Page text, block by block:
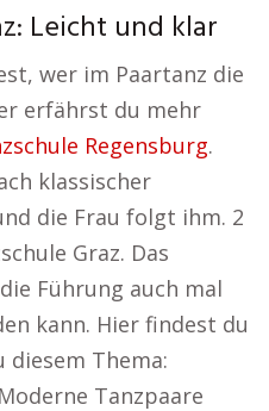
Leicht und klar
wer im Paartanz die
erfährst du mehr
Regensburg.
klassischer
die Frau folgt ihm. 2
Graz. Das
Führung auch mal
kann. Hier findest du
Thema:
Tanzpaare